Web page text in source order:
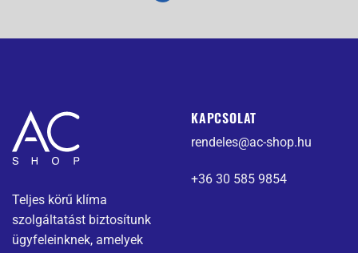
Teljes körű klíma
szolgáltatást biztosítunk
ügyfeleinknek, amelyek
KAPCSOLAT
rendeles@ac-shop.hu
+36 30 585 9854